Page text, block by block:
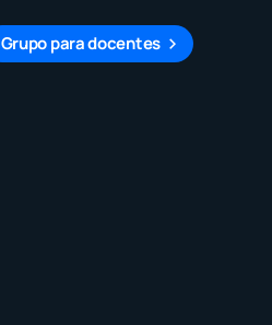
Grupo para docentes